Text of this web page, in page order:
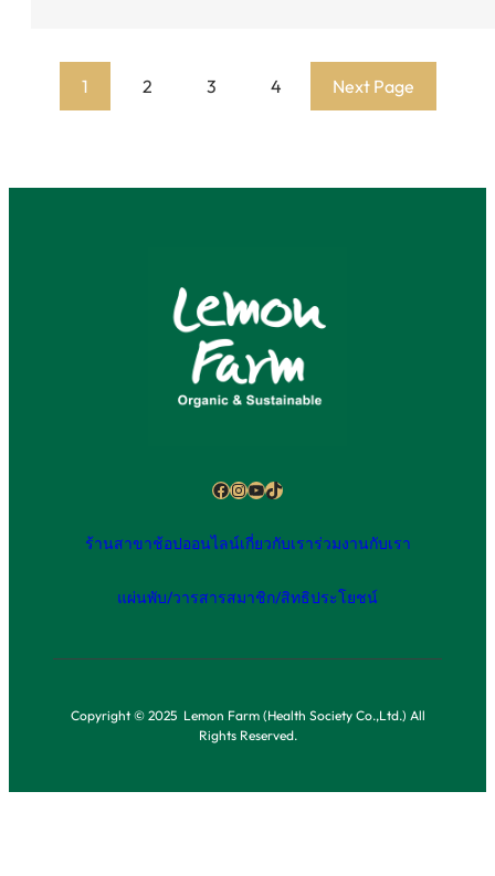
1 2 3 4 Next Page
Facebook
Instagram
YouTube
TikTok
ร้านสาขาช้อปออนไลน์เกี่ยวกับเราร่วมงานกับเรา
แผ่นพับ/วารสารสมาชิก/สิทธิประโยชน์
Copyright © 2025 Lemon Farm (Health Society Co.,Ltd.) All
Rights Reserved.